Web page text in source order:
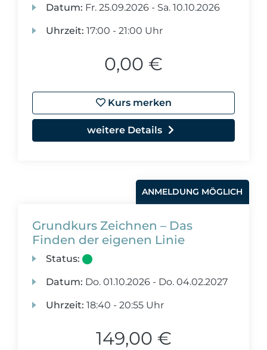
Datum: Fr. 25.09.2026 - Sa. 10.10.2026
Uhrzeit: 17:00 - 21:00 Uhr
0,00 €
Kurs merken
weitere Details
ANMELDUNG MÖGLICH
Grundkurs Zeichnen – Das
Finden der eigenen Linie
Status:
Datum: Do. 01.10.2026 - Do. 04.02.2027
Uhrzeit: 18:40 - 20:55 Uhr
149,00 €